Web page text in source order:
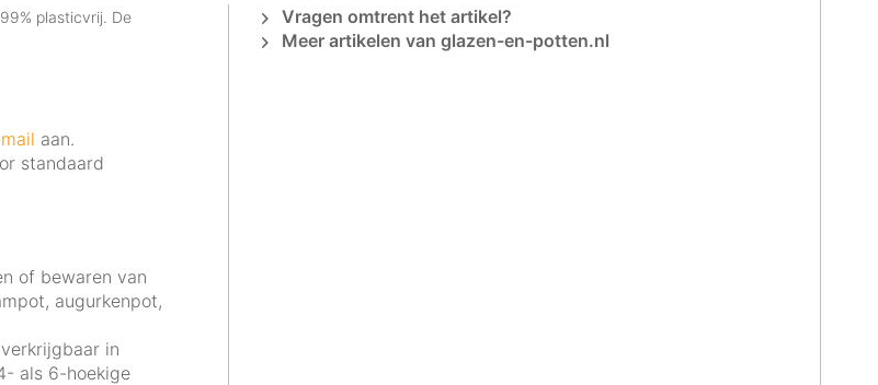
plasticvrij. De
aan.
standaard
of bewaren van
augurkenpot,
in
als 6-hoekige
Vragen omtrent het artikel?
Meer artikelen van glazen-en-potten.nl